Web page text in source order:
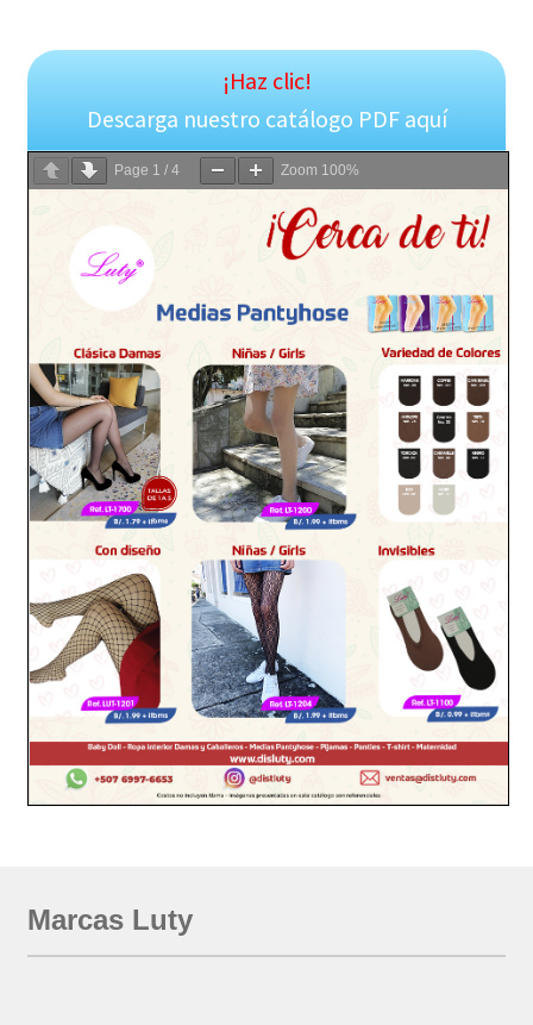
¡Haz clic!
Descarga nuestro catálogo PDF aquí
Page 1 / 4 Zoom 100%
Marcas Luty